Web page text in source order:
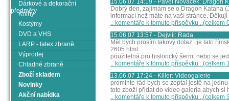
15.06.07 14:19 - Pavel Nováček: Dragon
Dobrý den, zajímám se o Dragon Katana
informací než máte na vaší stránce. Děkuji
.. komentáře k tomuto příspěvku ..(celkem
15.06.07 13:57 - Dejviii: Rada
Měl bych prosím takový dotaz...je tato
2605.html
použitelná pro historický šerm, nebo se
.. komentáře k tomuto příspěvku ..(celkem
13.06.07 17:24 - Killer: Videogalerie
prominte rád bych se zeptal jestě na
toto zboží přidat do video galeria abych
.. komentáře k tomuto příspěvku ..(celkem
Dárkové a dekorační
předměty
Knihy
Kostýmy
DVD a VHS
LARP - latex zbraně
Výprodej
Chladné zbraně
Zboží skladem
Novinky
Akční nabídka